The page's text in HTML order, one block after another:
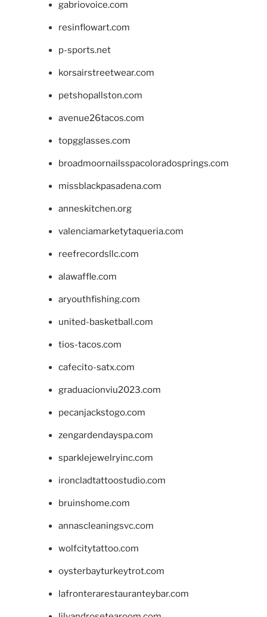
gabriovoice.com
resinflowart.com
p-sports.net
korsairstreetwear.com
petshopallston.com
avenue26tacos.com
topgglasses.com
broadmoornailsspacoloradosprings.com
missblackpasadena.com
anneskitchen.org
valenciamarketytaqueria.com
reefrecordsllc.com
alawaffle.com
aryouthfishing.com
united-basketball.com
tios-tacos.com
cafecito-satx.com
graduacionviu2023.com
pecanjackstogo.com
zengardendayspa.com
sparklejewelryinc.com
ironcladtattoostudio.com
bruinshome.com
annascleaningsvc.com
wolfcitytattoo.com
oysterbayturkeytrot.com
lafronterarestauranteybar.com